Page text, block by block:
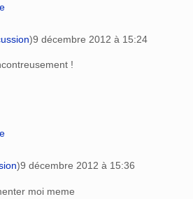
)9 décembre 2012 à 15:24
!
)9 décembre 2012 à 15:36
moi meme